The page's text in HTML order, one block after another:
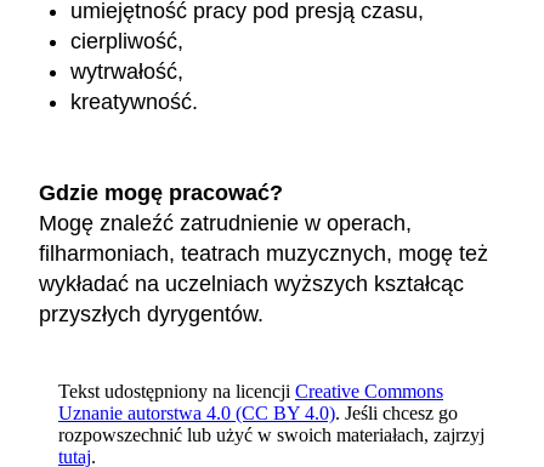
umiejętność pracy pod presją czasu,
cierpliwość,
wytrwałość,
kreatywność.
Gdzie mogę pracować?
Mogę znaleźć zatrudnienie w operach,
filharmoniach, teatrach muzycznych, mogę też
wykładać na uczelniach wyższych kształcąc
przyszłych dyrygentów.
Tekst udostępniony na licencji Creative Commons
Uznanie autorstwa 4.0 (CC BY 4.0). Jeśli chcesz go
rozpowszechnić lub użyć w swoich materiałach, zajrzyj
tutaj.